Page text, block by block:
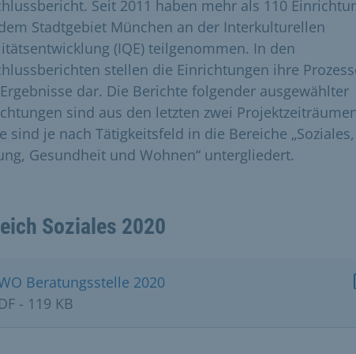
Seit 2011 haben mehr als 110
Stadtgebiet München an der Interkulturellen
(IQE) teilgenommen. In den
stellen die Einrichtungen ihre
dar. Die Berichte folgender ausgewählter
sind aus den letzten zwei
sind je nach Tätigkeitsfeld in die Bereiche „Soziales,
Gesundheit und Wohnen“ untergliedert.
Soziales 2020
Beratungsstelle 2020
- 119 KB